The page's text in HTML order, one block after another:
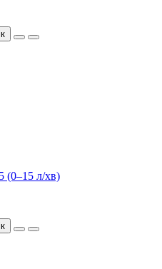
(0–15 л/хв)